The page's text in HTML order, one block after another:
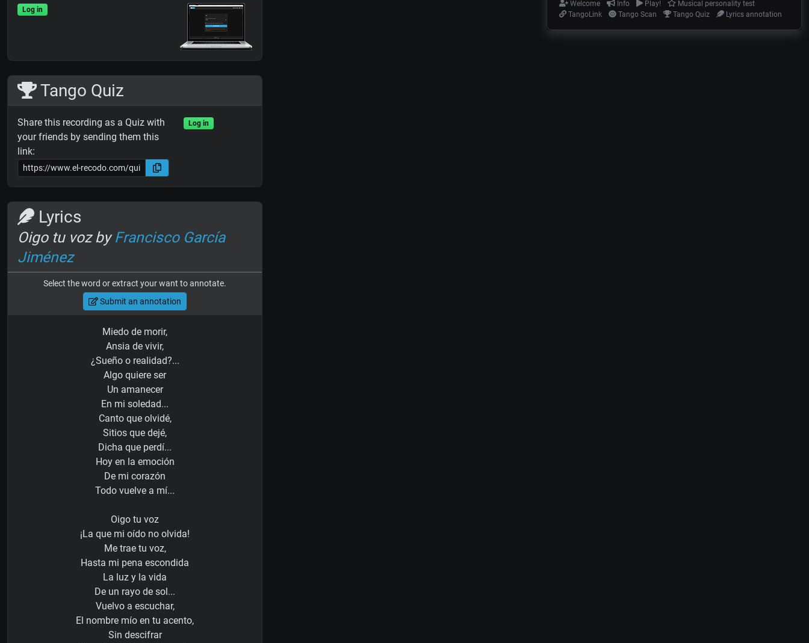
Log in
Tango Quiz
Share this recording as a Quiz with
your friends by sending them this
link:
Log in
Lyrics
Oigo tu voz byFrancisco García
Jiménez
Select the word or extract your want to annotate.
Submit an annotation
Miedo de morir,
Ansia de vivir,
¿Sueño o realidad?...
Algo quiere ser
Un amanecer
En mi soledad...
Canto que olvidé,
Sitios que dejé,
Dicha que perdí...
Hoy en la emoción
De mi corazón
Todo vuelve a mí...
Oigo tu voz
¡La que mi oído no olvida!
Me trae tu voz,
Hasta mi pena escondida
La luz y la vida
De un rayo de sol...
Vuelvo a escuchar,
El nombre mío en tu acento,
Sin descifrar
Welcome Info Play!
Musical personality test
TangoLink
Tango Scan Tango Quiz Lyrics annotation